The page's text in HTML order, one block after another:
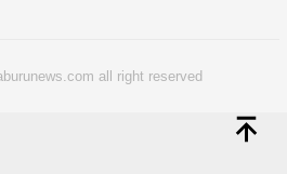
all right reserved